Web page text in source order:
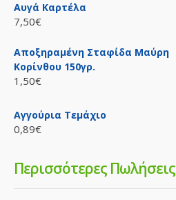
..
2,80€ /κιλ.
Availability Διαθέσιμο
Αυγά Καρτέλα
7,50€
Αποξηραμένη Σταφίδα Μαύρη
Κορίνθου 150γρ.
1,50€
Αγγούρια Τεμάχιο
0,89€
Περισσότερες Πωλήσεις